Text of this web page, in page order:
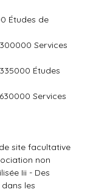
Études de
Services
Études
Services
site facultative
non
Iii - Des
les